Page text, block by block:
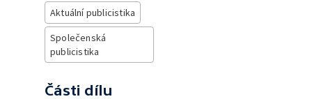
Aktuální publicistika
Společenská
publicistika
Části dílu